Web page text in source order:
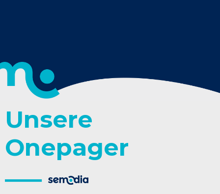
Unsere
Onepager